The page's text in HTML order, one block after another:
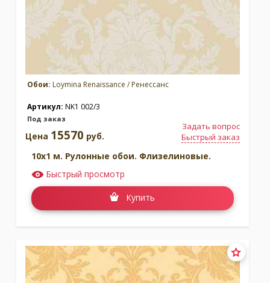
Обои: Loymina Renaissance / Ренессанс
Артикул: NK1 002/3
Под заказ
Задать вопрос
Быстрый заказ
Цена 15570 руб.
10x1 м. Рулонные обои. Флизелиновые.
Быстрый просмотр
Купить